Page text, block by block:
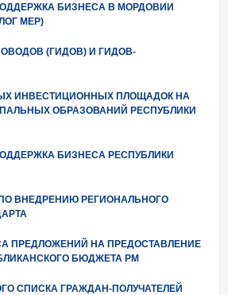
БИЗНЕСА В МОРДОВИИ
МЕР)
(ГИДОВ) И ГИДОВ-
ИНВЕСТИЦИОННЫХ ПЛОЩАДОК НА
ОБРАЗОВАНИЙ РЕСПУБЛИКИ
БИЗНЕСА РЕСПУБЛИКИ
ВНЕДРЕНИЮ РЕГИОНАЛЬНОГО
ПРЕДЛОЖЕНИЙ НА ПРЕДОСТАВЛЕНИЕ
БЮДЖЕТА РМ
СПИСКА ГРАЖДАН-ПОЛУЧАТЕЛЕЙ